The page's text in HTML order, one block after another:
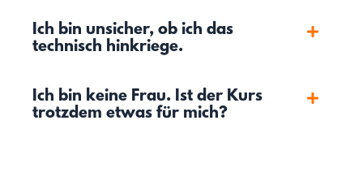
Ich bin unsicher, ob ich das
technisch hinkriege.
Ich bin keine Frau. Ist der Kurs
trotzdem etwas für mich?